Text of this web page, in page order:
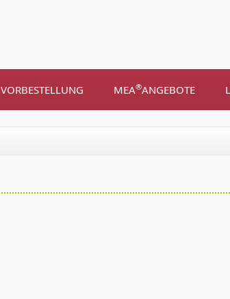
VORBESTELLUNG MEA®ANGEBOTE